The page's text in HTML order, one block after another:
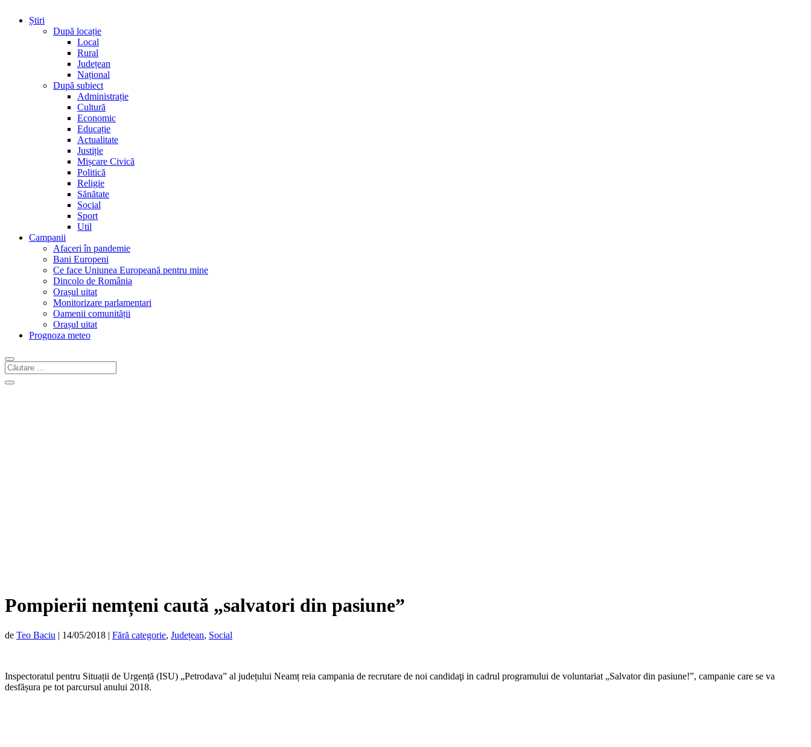
Știri
După locație
Local
Rural
Județean
Național
După subiect
Administrație
Cultură
Economic
Educație
Actualitate
Justiție
Mișcare Civică
Politică
Religie
Sănătate
Social
Sport
Util
Campanii
Afaceri în pandemie
Bani Europeni
Ce face Uniunea Europeană pentru mine
Dincolo de România
Orașul uitat
Monitorizare parlamentari
Oamenii comunității
Orașul uitat
Prognoza meteo
Pompierii nemțeni caută „salvatori din pasiune”
de Teo Baciu | 14/05/2018 | Fără categorie, Județean, Social
Inspectoratul pentru Situații de Urgență (ISU) „Petrodava” al județului Neamț reia campania de recrutare de noi candidaţi in cadrul programului de voluntariat „Salvator din pasiune!”, campanie care se va
desfășura pe tot parcursul anului 2018.